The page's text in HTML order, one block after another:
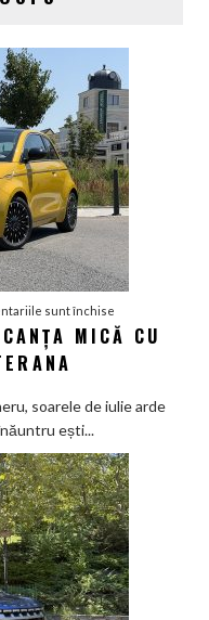
sunt închise
Fiat
–
mică
cu
aer
de
Mediterana
MICĂ CU
soarele de iulie arde
ești...